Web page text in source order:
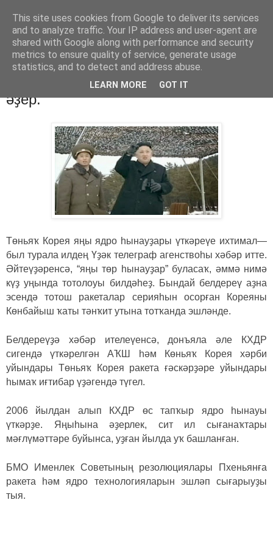
Хәбәрҙәр
понедельник, 31 марта 2014 г.
КХДР яңы ядро һынауҙары үткәрергә
әҙер.
Төньяҡ Корея яңы ядро һынауҙары үткәреүе ихтимал—
был турала илдең Үҙәк телеграф агенствоһы хәбәр итте.
Әйтеүҙәренсә, “яңы төр һынауҙар” буласаҡ, әммә нимә
күҙ уңында тотолоуы билдәһеҙ. Бындай белдереү аҙна
эсендә тотош ракеталар серияһын осорған Кореяны
Көнбайыш ҡаты тәнҡит утына тотҡанда эшләнде.
Белдереүҙә хәбәр ителеүенсә, донъяла әле КХДР
сигендә үткәрелгән АҠШ һәм Көньяҡ Корея хәрби
уйындары Төньяҡ Корея ракета ғәскәрҙәре уйындары
һымаҡ иғтибар үҙәгендә түгел.
2006 йылдан алып КХДР өс тапҡыр ядро һынауы
үткәрҙе. Яңыһына әҙерлек, сит ил сығанаҡтары
мәғлүмәттәре буйынса, уҙған йылда уҡ башланған.
БМО Именлек Советының резолюциялары Пхеньянға
ракета һәм ядро технологияларын эшләп сығарыуҙы
тыя.
This site uses cookies from Google to deliver its services
and to analyze traffic. Your IP address and user-agent are
shared with Google along with performance and security
metrics to ensure quality of service, generate usage
statistics, and to detect and address abuse.
LEARN MORE GOT IT